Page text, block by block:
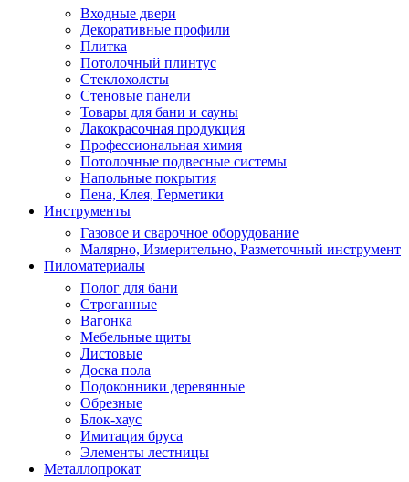
Входные двери
Декоративные профили
Плитка
Потолочный плинтус
Стеклохолсты
Стеновые панели
Товары для бани и сауны
Лакокрасочная продукция
Профессиональная химия
Потолочные подвесные системы
Напольные покрытия
Пена, Клея, Герметики
Инструменты
Газовое и сварочное оборудование
Малярно, Измерительно, Разметочный инструмент
Пиломатериалы
Полог для бани
Строганные
Вагонка
Мебельные щиты
Листовые
Доска пола
Подоконники деревянные
Обрезные
Блок-хаус
Имитация бруса
Элементы лестницы
Металлопрокат